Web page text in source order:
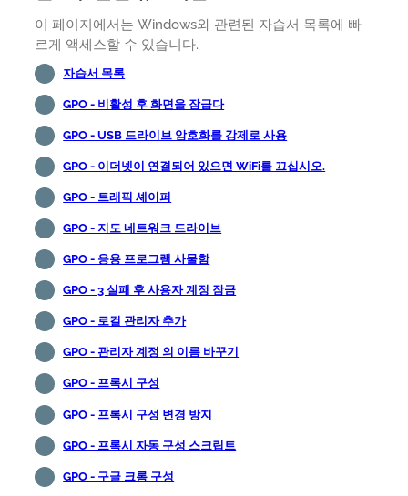
이 페이지에서는 Windows와 관련된 자습서 목록에 빠
르게 액세스할 수 있습니다.
자습서 목록
GPO - 비활성 후 화면을 잠급다
GPO - USB 드라이브 암호화를 강제로 사용
GPO - 이더넷이 연결되어 있으면 WiFi를 끄십시오.
GPO - 트래픽 셰이퍼
GPO - 지도 네트워크 드라이브
GPO - 응용 프로그램 사물함
GPO - 3 실패 후 사용자 계정 잠금
GPO - 로컬 관리자 추가
GPO - 관리자 계정 의 이름 바꾸기
GPO - 프록시 구성
GPO - 프록시 구성 변경 방지
GPO - 프록시 자동 구성 스크립트
GPO - 구글 크롬 구성